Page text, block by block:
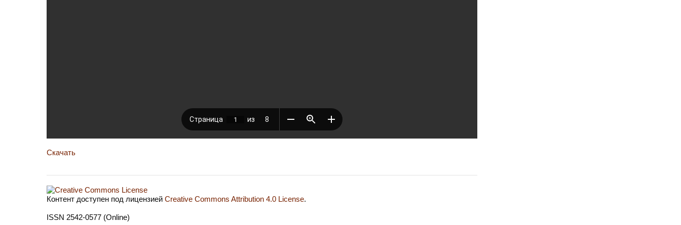
Скачать
Контент доступен под лицензией Creative Commons Attribution 4.0 License.
ISSN 2542-0577 (Online)